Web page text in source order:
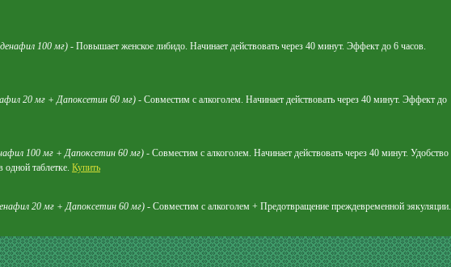
100 мг) - Повышает женское либидо. Начинает действовать через 40 минут. Эффект до 6 часов.
20 мг + Дапоксетин 60 мг) - Совместим с алкоголем. Начинает действовать через 40 минут. Эффект до
100 мг + Дапоксетин 60 мг) - Совместим с алкоголем. Начинает действовать через 40 минут. Удобство
одной таблетке. Купить
20 мг + Дапоксетин 60 мг) - Совместим с алкоголем + Предотвращение преждевременной эякуляции.